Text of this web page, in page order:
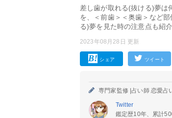
差し歯が取れる(抜ける)夢は
を、＜前歯＞＜奥歯＞など
る)夢を見た時の注意点も紹
2023年08月28日 更新
シェア ツイート
専門家監修 |占い師 恋愛占
Twitter
鑑定歴10年、累計